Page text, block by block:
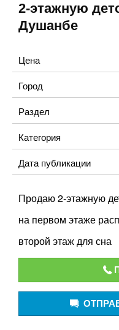
2-этажную
Душанбе
Цена
Город
Раздел
Категория
Дата публикации
Продаю 2-этажную
на первом этаже
второй этаж для сна